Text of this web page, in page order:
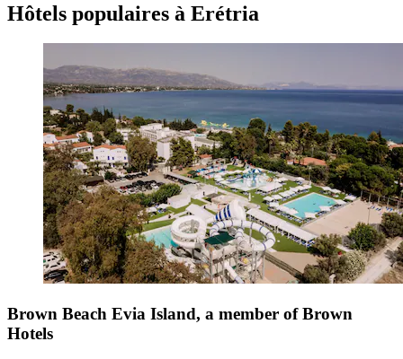
Hôtels populaires à Erétria
Brown Beach Evia Island, a member of Brown
Hotels